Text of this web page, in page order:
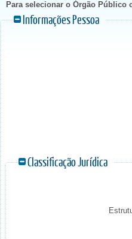
Para selecionar o Órgão Público
Informações Pessoa
Classificação Jurídica